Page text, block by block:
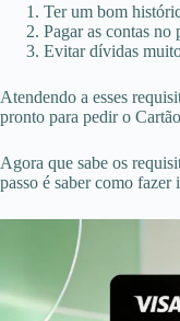
Ter um bom
Pagar as contas no
Evitar dívidas
Atendendo a esses
pronto para pedir o
Agora que sabe os
passo é saber como fazer